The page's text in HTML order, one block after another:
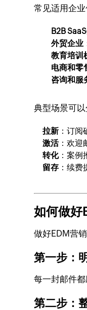
常见适用企业
B2B
外贸企业
教育培训
电商和零
咨询和服
典型场景可以
拉新 ：订阅
激活：欢迎
转化：案例
留存 ：续
如何做好
做好EDM营
第一步：
每一封邮件
第二步：